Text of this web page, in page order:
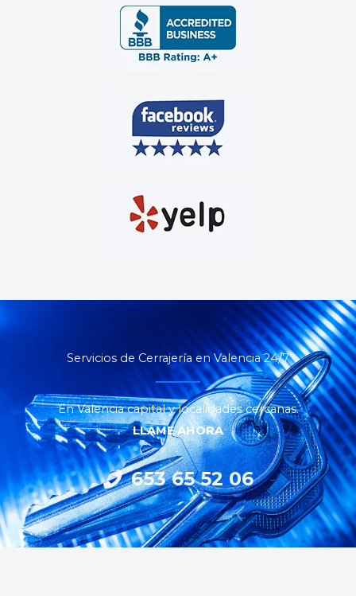
Servicios de Cerrajería en Valencia 24/7
En Valencia capital y localidades cercanas.
LLAME AHORA
653 65 52 06